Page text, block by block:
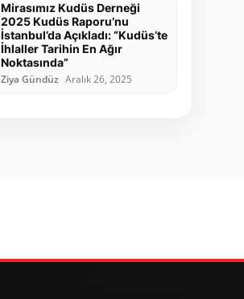
Mirasımız Kudüs Derneği
2025 Kudüs Raporu’nu
İstanbul’da Açıkladı: “Kudüs’te
İhlaller Tarihin En Ağır
Noktasında”
Ziya Gündüz Aralık 26, 2025